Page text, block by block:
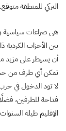
التركي للمنطقة متوقع.
هي صراعات سياسية
بين الأحزاب الكردية
أن يسيطر على مزيد
تمكن أي طرف من
لا تود الدخول في
فداحة للطرفين،
الإقليم طيلة